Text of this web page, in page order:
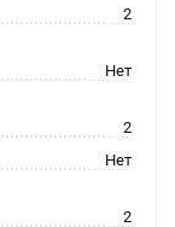
2
Нет
2
Нет
2